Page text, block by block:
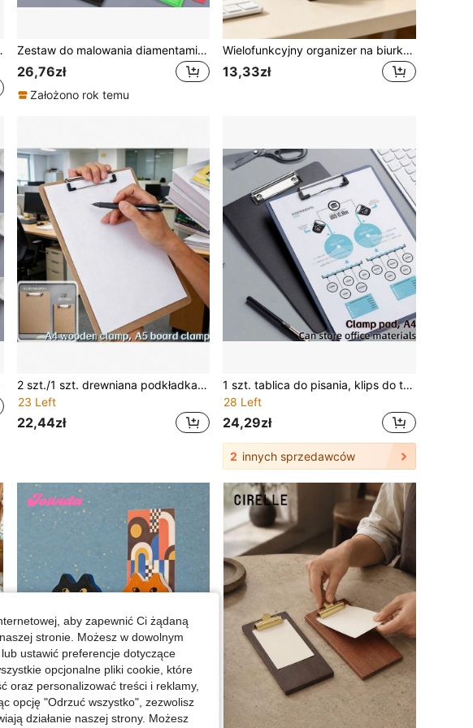
torebek, sznurów do prania itp.
Zestaw do malowania diamentami 5D – zakładka/pudełko do przechowywania, kryształki o specjalnym kształcie, wzory z kotami, pandami i ptakami, uchwyt na notatki z mozaiki diamentowej DIY, odpowiedni do przechowywania notatek i jako dekoracja biurka, zawiera 150 kartek na notatki
26,76zł
Założono rok temu
Wielofunkcyjny organizer na biurko z przegródkami na długopisy i przegrodą na karteczki samoprzylepne, minimalistyczny i praktyczny, odpowiedni do przechowywania długopisów i bloczków notatek, idealny dla pracowników biurowych, studentów i osób pracujących zdalnie do organizacji biurka
13,33zł
2 szt./1 szt. drewniana podkładka do spinania dokumentów A4, drewniana podkładka do spinania dokumentów A5 – styl drewniany, uchwyt na dokumenty, teczka na rachunki, tablica do plików, podkładka do pisania, teczka do przechowywania, klips biurowy, drewniany klips do plików, biurowa podkładka do notatek, tablica do pisania, drewniana podkładka do pisania, dekoracja do przechowywania plików – z niskim klipsem, idealna do małych notatników, odpowiednia dla nauczycieli, uczniów i pracowników biurowych, przybory biurowe i szkolne, teczki i torby na dokumenty, przybory na powrót do szkoły, akcesoria podróżne, prezenty dla rodziny i przyjaciół.
23 Left
22,44zł
1 szt. tablica do pisania, klips do tablicy rysunkowej, teczka A5/A4, klips do twardej teczki, podkładka do teczki, klips do tablicy do pisania A4/A5, twarda teczka, pionowa teczka, podkładka do teczki na dokumenty, klips do arkuszy testowych, podkładka do pisania, wielofunkcyjny klips do tablicy, teczka na dokumenty, pojedynczy klips – mocny chwyt, wygodny uchwyt, nie pęka łatwo, pionowy klips do tablicy rysunkowej, klips do menu restauracyjnego, tablica do pisania, teczka, klips do kontraktów, przybory biurowe i szkolne, produkty do teczek, prezent na powrót do szkoły, akcesorium podróżne, prezent dla rodziny i przyjaciół
28 Left
24,29zł
2 innych sprzedawców
aby zapewnić Ci żądaną
stronie. Możesz w dowolnym
ustawić preferencje dotyczące
opcjonalne pliki cookie, które
oraz personalizować treści i reklamy,
opcję "Odrzuć wszystko", zezwolisz
działanie naszej strony. Możesz